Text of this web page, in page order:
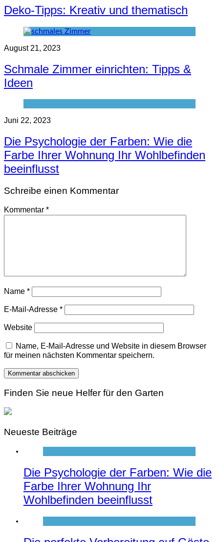
Deko-Tipps: Kreativ und thematisch
August 21, 2023
Schmale Zimmer einrichten: Tipps &
Ideen
Juni 22, 2023
Die Psychologie der Farben: Wie die
Farbe Ihrer Wohnung Ihr Wohlbefinden
beeinflusst
Schreibe einen Kommentar
Kommentar *
Name *
E-Mail-Adresse *
Website
Name, E-Mail-Adresse und Website in diesem Browser
für meinen nächsten Kommentar speichern.
Finden Sie neue Helfer für den Garten
Neueste Beiträge
Die Psychologie der Farben: Wie die
Farbe Ihrer Wohnung Ihr
Wohlbefinden beeinflusst